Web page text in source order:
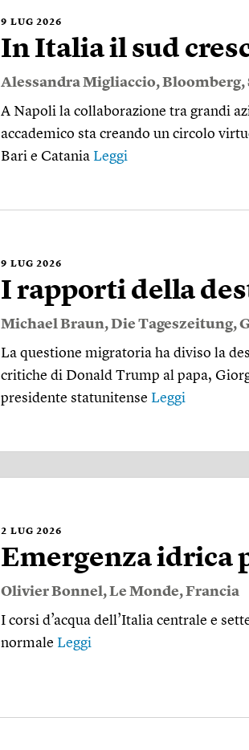
9 LUG 2026
In Italia il sud
Alessandra Migliaccio,Bloomberg,
A Napoli la collaborazione tra grandi
accademico sta creando un circolo
Bari e Catania Leggi
9 LUG 2026
I rapporti della
Michael Braun,Die Tageszeitung,
La questione migratoria ha diviso la
critiche di Donald Trump al papa,
presidente statunitense Leggi
2 LUG 2026
Emergenza idrica
Olivier Bonnel,Le Monde,Francia
I corsi d’acqua dell’Italia centrale e
normale Leggi